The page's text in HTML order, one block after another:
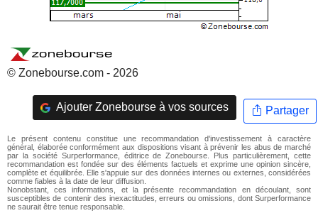
© Zonebourse.com - 2026
Ajouter Zonebourse à vos sources Partager
Le présent contenu constitue une recommandation d'investissement à caractère
général, élaborée conformément aux dispositions visant à prévenir les abus de marché
par la société Surperformance, éditrice de Zonebourse. Plus particulièrement, cette
recommandation est fondée sur des éléments factuels et exprime une opinion sincère,
complète et équilibrée. Elle s'appuie sur des données internes ou externes, considérées
comme fiables à la date de leur diffusion.
Nonobstant, ces informations, et la présente recommandation en découlant, sont
susceptibles de contenir des inexactitudes, erreurs ou omissions, dont Surperformance
ne saurait être tenue responsable.